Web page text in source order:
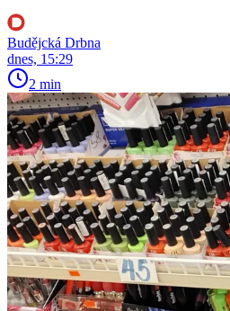
Budějcká Drbna
dnes, 15:29
2 min